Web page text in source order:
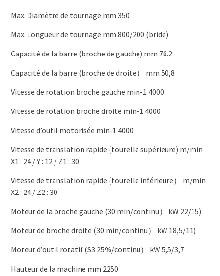
Max. Diamètre de tournage mm 350
Max. Longueur de tournage mm 800/200 (bride)
Capacité de la barre (broche de gauche) mm 76.2
Capacité de la barre (broche de droite） mm 50,8
Vitesse de rotation broche gauche min-1 4000
Vitesse de rotation broche droite min-1 4000
Vitesse d’outil motorisée min-1 4000
Vitesse de translation rapide (tourelle supérieure) m/min
X1 : 24 / Y : 12 / Z1 : 30
Vitesse de translation rapide (tourelle inférieure） m/min
X2 : 24 / Z2 : 30
Moteur de la broche gauche (30 min/continu） kW 22/15)
Moteur de broche droite (30 min/continu） kW 18,5/11)
Moteur d’outil rotatif (S3 25%/continu） kW 5,5/3,7
Hauteur de la machine mm 2250